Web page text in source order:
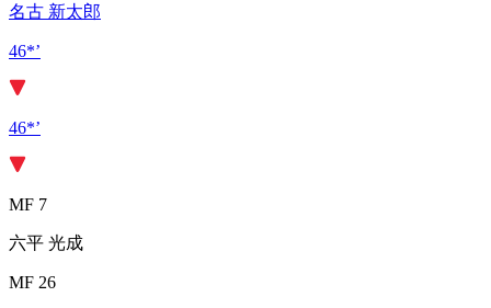
名古 新太郎
46*’
46*’
MF 7
六平 光成
MF 26